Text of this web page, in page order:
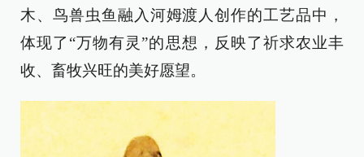
木、鸟兽虫鱼融入河姆渡人创作的工艺品中，
体现了“万物有灵”的思想，反映了祈求农业丰
收、畜牧兴旺的美好愿望。